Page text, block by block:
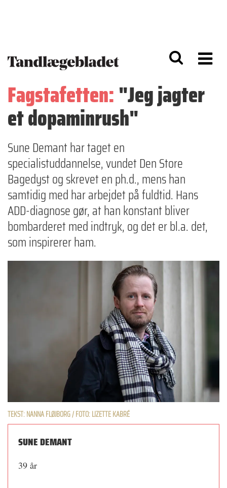
Fagstafetten:"Jeg jagter
et dopaminrush"
Sune Demant har taget en
specialistuddannelse, vundet Den Store
Bagedyst og skrevet en ph.d., mens han
samtidig med har arbejdet på fuldtid. Hans
ADD-diagnose gør, at han konstant bliver
bombarderet med indtryk, og det er bl.a. det,
som inspirerer ham.
TEKST: NANNA FLØJBORG / FOTO: LIZETTE KABRÉ
SUNE DEMANT
39 år